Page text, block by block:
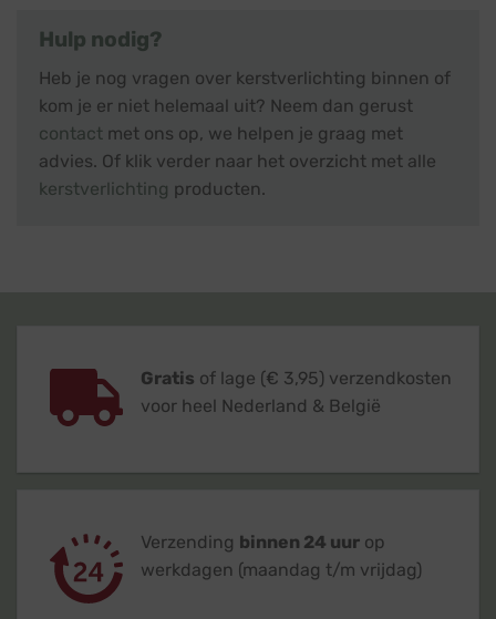
Hulp nodig?
Heb je nog vragen over kerstverlichting binnen of
kom je er niet helemaal uit? Neem dan gerust
contact met ons op, we helpen je graag met
advies. Of klik verder naar het overzicht met alle
kerstverlichting producten.
Gratis of lage (€ 3,95) verzendkosten
voor heel Nederland & België
Verzending binnen 24 uur op
werkdagen (maandag t/m vrijdag)